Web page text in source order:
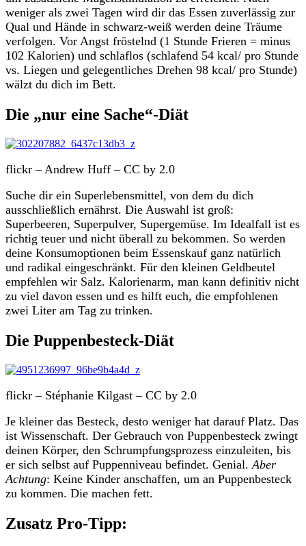
weniger als zwei Tagen wird dir das Essen zuverlässig zur
Qual und Hände in schwarz-weiß werden deine Träume
verfolgen. Vor Angst fröstelnd (1 Stunde Frieren = minus
102 Kalorien) und schlaflos (schlafend 54 kcal/ pro Stunde
vs. Liegen und gelegentliches Drehen 98 kcal/ pro Stunde)
wälzt du dich im Bett.
Die „nur eine Sache“-Diät
flickr – Andrew Huff – CC by 2.0
Suche dir ein Superlebensmittel, von dem du dich
ausschließlich ernährst. Die Auswahl ist groß:
Superbeeren, Superpulver, Supergemüse. Im Idealfall ist es
richtig teuer und nicht überall zu bekommen. So werden
deine Konsumoptionen beim Essenskauf ganz natürlich
und radikal eingeschränkt. Für den kleinen Geldbeutel
empfehlen wir Salz. Kalorienarm, man kann definitiv nicht
zu viel davon essen und es hilft euch, die empfohlenen
zwei Liter am Tag zu trinken.
Die Puppenbesteck-Diät
flickr – Stéphanie Kilgast – CC by 2.0
Je kleiner das Besteck, desto weniger hat darauf Platz. Das
ist Wissenschaft. Der Gebrauch von Puppenbesteck zwingt
deinen Körper, den Schrumpfungsprozess einzuleiten, bis
er sich selbst auf Puppenniveau befindet. Genial.Aber
Achtung: Keine Kinder anschaffen, um an Puppenbesteck
zu kommen. Die machen fett.
Zusatz Pro-Tipp: